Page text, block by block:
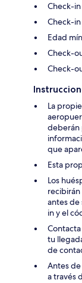
Check-
Check-
Edad
Check-
Check-
La
deberán
que
Esta
Los
antes de
in y el
tu
de
Antes
a través